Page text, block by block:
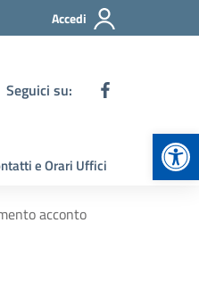
Accedi
Seguici su:
e Orari Uffici
acconto